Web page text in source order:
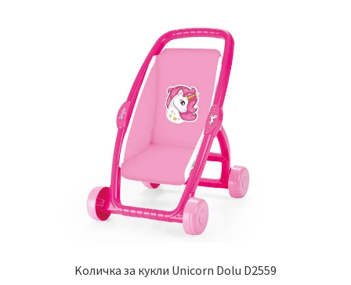
Kоличка за кукли Unicorn Dolu D2559